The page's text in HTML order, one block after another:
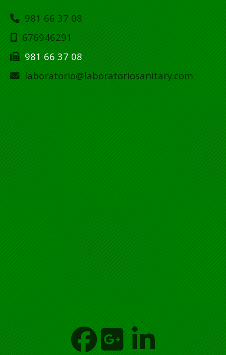
981 66 37 08
676946291
981 66 37 08
laboratorio
laboratoriosanitary.com